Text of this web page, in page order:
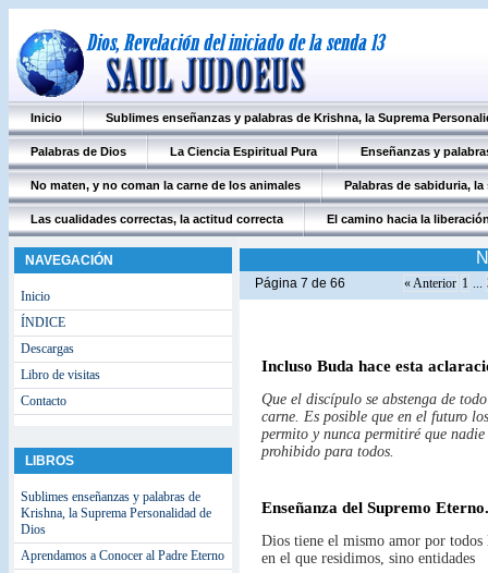
Página 7 de 66 « Anterior 1 ...
Incluso Buda hace esta
Que el discípulo se abstenga de
carne. Es posible que en el futuro
permito y nunca permitiré que
prohibido para todos.
Enseñanza del Supremo Eterno.
Dios tiene el mismo amor por todos
en el que residimos, sino entidades
Inicio Sublimes enseñanzas y palabras de Krishna, la Suprema
Palabras de Dios La Ciencia Espiritual Pura Enseñanzas y
No maten, y no coman la carne de los animales Palabras de sabiduria,
Las cualidades correctas, la actitud correcta El camino hacia la
NAVEGACIÓN
Inicio
ÍNDICE
Descargas
Libro de visitas
Contacto
LIBROS
Sublimes enseñanzas y palabras de
Krishna, la Suprema Personalidad de
Dios
Aprendamos a Conocer al Padre Eterno